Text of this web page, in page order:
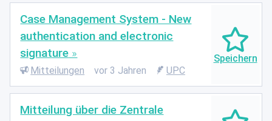
Case Management System - New
authentication and electronic
signature
Mitteilungen vor 3 Jahren UPC
Mitteilung über die Zentrale